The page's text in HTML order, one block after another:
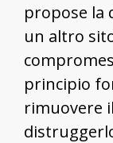
propose la
un altro
principio
rimuovere